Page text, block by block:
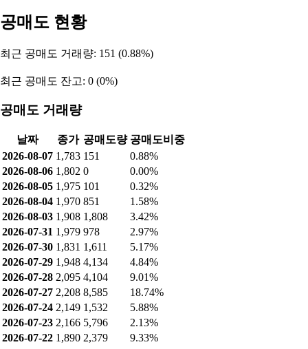
매출 구성
구성 요소
정밀금형 [국내]
기계부품 및 자동화장비 [국내]
리드탭 [국내]
0.5%
공매도 현황
최근 공매도 거래량: 151 (0.88%)
최근 공매도 잔고: 0 (0%)
공매도 거래량
날짜 종가 공매도량
공매도비중
2026-08-07 1,783 151
0.88%
2026-08-06 1,802 0
0.00%
2026-08-05 1,975 101
0.32%